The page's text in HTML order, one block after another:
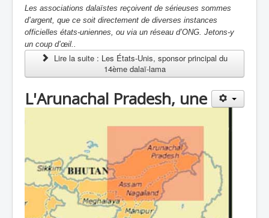
Les associations dalaïstes reçoivent de sérieuses sommes
d’argent, que ce soit directement de diverses instances
officielles états-uniennes, ou via un réseau d’ONG. Jetons-y
un coup d’œil..
Lire la suite : Les États-Unis, sponsor principal du
14ème dalaï-lama
L'Arunachal Pradesh, une